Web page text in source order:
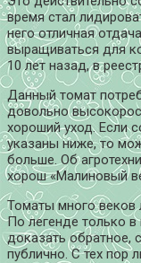
время стал
него отличная
выращиваться для
10 лет назад, в
Данный томат
довольно
хороший уход. Если
указаны ниже, то
больше. Об
хорош «Малиновый
Томаты много веков
По легенде только
доказать обратное,
публично. С тех пор